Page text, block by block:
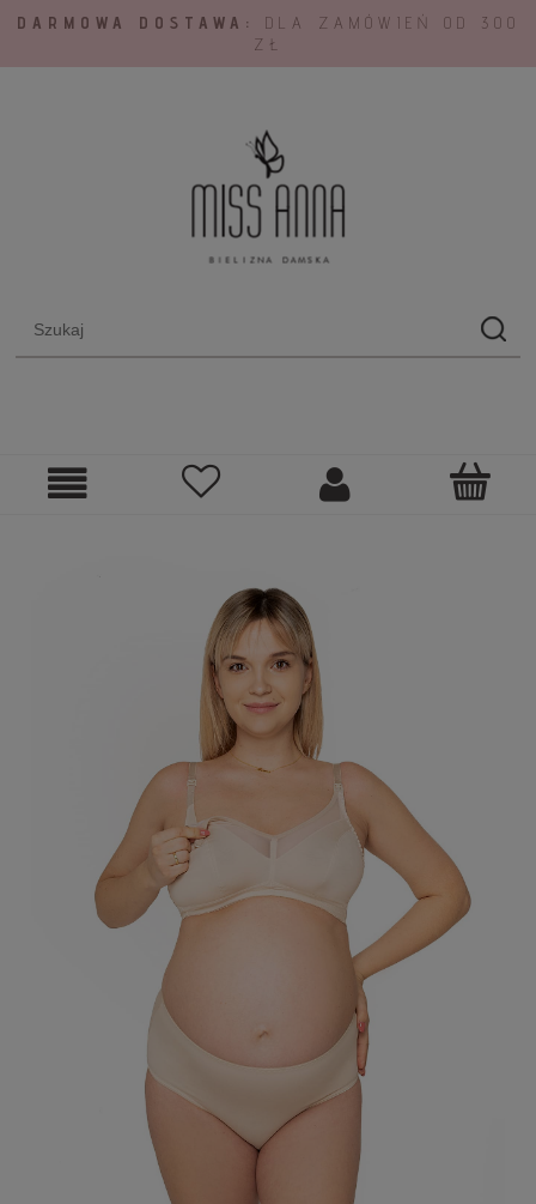
DARMOWA DOSTAWA:
DLA ZAMÓWIEŃ OD 300
ZŁ